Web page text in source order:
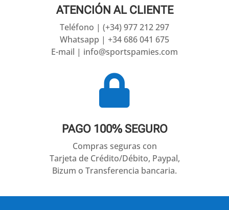
ATENCIÓN AL CLIENTE
Teléfono | (+34) 977 212 297
Whatsapp | +34 686 041 675
E-mail | info@sportspamies.com

PAGO 100% SEGURO
Compras seguras con
Tarjeta de Crédito/Débito, Paypal,
Bizum o Transferencia bancaria.